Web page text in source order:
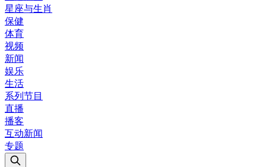
星座与生肖
保健
体育
视频
新闻
娱乐
生活
系列节目
直播
播客
互动新闻
专题